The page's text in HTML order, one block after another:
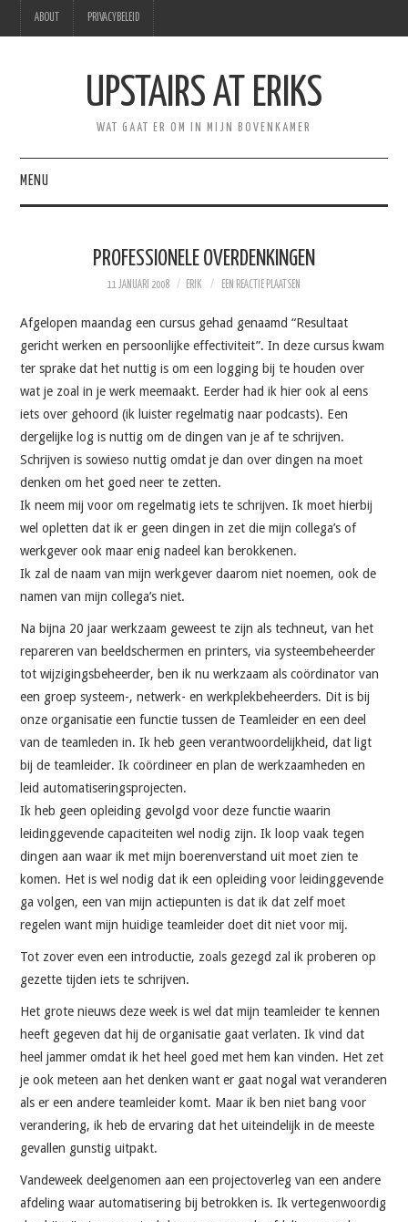
ABOUT PRIVACYBELEID
UPSTAIRS AT ERIKS
WAT GAAT ER OM IN MIJN BOVENKAMER
MENU
PRODUCTIVITEIT
PERSOONLIJK
VRIJE TIJD
SOFTWARE
QUOTES
SOCRATES
FOTO’S
PROFESSIONELE OVERDENKINGEN
11 JANUARI 2008 ERIK EEN REACTIE PLAATSEN
Afgelopen maandag een cursus gehad genaamd “Resultaat
gericht werken en persoonlijke effectiviteit”. In deze cursus kwam
ter sprake dat het nuttig is om een logging bij te houden over
wat je zoal in je werk meemaakt. Eerder had ik hier ook al eens
iets over gehoord (ik luister regelmatig naar podcasts). Een
dergelijke log is nuttig om de dingen van je af te schrijven.
Schrijven is sowieso nuttig omdat je dan over dingen na moet
denken om het goed neer te zetten.
Ik neem mij voor om regelmatig iets te schrijven. Ik moet hierbij
wel opletten dat ik er geen dingen in zet die mijn collega’s of
werkgever ook maar enig nadeel kan berokkenen.
Ik zal de naam van mijn werkgever daarom niet noemen, ook de
namen van mijn collega’s niet.
Na bijna 20 jaar werkzaam geweest te zijn als techneut, van het
repareren van beeldschermen en printers, via systeembeheerder
tot wijzigingsbeheerder, ben ik nu werkzaam als coördinator van
een groep systeem-, netwerk- en werkplekbeheerders. Dit is bij
onze organisatie een functie tussen de Teamleider en een deel
van de teamleden in. Ik heb geen verantwoordelijkheid, dat ligt
bij de teamleider. Ik coördineer en plan de werkzaamheden en
leid automatiseringsprojecten.
Ik heb geen opleiding gevolgd voor deze functie waarin
leidinggevende capaciteiten wel nodig zijn. Ik loop vaak tegen
dingen aan waar ik met mijn boerenverstand uit moet zien te
komen. Het is wel nodig dat ik een opleiding voor leidinggevende
ga volgen, een van mijn actiepunten is dat ik dat zelf moet
regelen want mijn huidige teamleider doet dit niet voor mij.
Tot zover even een introductie, zoals gezegd zal ik proberen op
gezette tijden iets te schrijven.
Het grote nieuws deze week is wel dat mijn teamleider te kennen
heeft gegeven dat hij de organisatie gaat verlaten. Ik vind dat
heel jammer omdat ik het heel goed met hem kan vinden. Het zet
je ook meteen aan het denken want er gaat nogal wat veranderen
als er een andere teamleider komt. Maar ik ben niet bang voor
verandering, ik heb de ervaring dat het uiteindelijk in de meeste
gevallen gunstig uitpakt.
Vandeweek deelgenomen aan een projectoverleg van een andere
afdeling waar automatisering bij betrokken is. Ik vertegenwoordig